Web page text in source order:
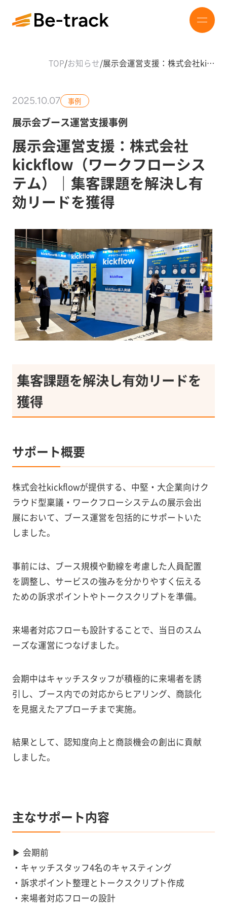
TOP/お知らせ/展示会運営支援：株式会社ki…
2025.10.07 事例
展示会ブース運営支援事例
展示会運営支援：株式会社
kickflow（ワークフローシス
テム）｜集客課題を解決し有
効リードを獲得
集客課題を解決し有効リードを
獲得
サポート概要
株式会社kickflowが提供する、中堅・大企業向けク
ラウド型稟議・ワークフローシステムの展示会出
展において、ブース運営を包括的にサポートいた
しました。
事前には、ブース規模や動線を考慮した人員配置
を調整し、サービスの強みを分かりやすく伝える
ための訴求ポイントやトークスクリプトを準備。
来場者対応フローも設計することで、当日のスム
ーズな運営につなげました。
会期中はキャッチスタッフが積極的に来場者を誘
引し、ブース内での対応からヒアリング、商談化
を見据えたアプローチまで実施。
結果として、認知度向上と商談機会の創出に貢献
しました。
主なサポート内容
▶︎ 会期前
・キャッチスタッフ4名のキャスティング
・訴求ポイント整理とトークスクリプト作成
・来場者対応フローの設計